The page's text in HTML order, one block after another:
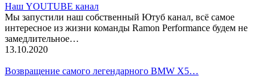
Наш YOUTUBE канал
Мы запустили наш собственный Ютуб канал, всё самое
интересное из жизни команды Ramon Performance будем не
замедлительное…
13.10.2020
Возвращение самого легендарного BMW X5…